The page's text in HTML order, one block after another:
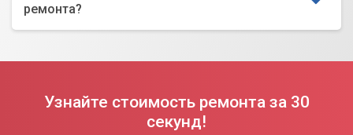
ремонта?
Узнайте стоимость ремонта за 30
секунд!